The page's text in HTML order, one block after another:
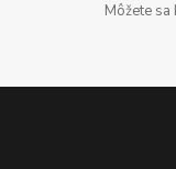
Môžete